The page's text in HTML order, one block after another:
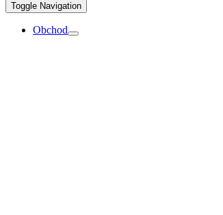
Toggle Navigation
Obchod